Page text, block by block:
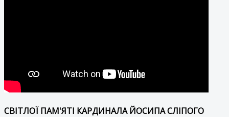
СВІТЛОЇ ПАМ'ЯТІ КАРДИНАЛА ЙОСИПА СЛІПОГО